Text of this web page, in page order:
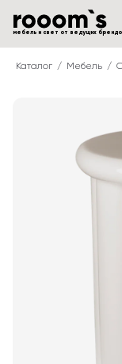
мебель и свет от ведущих
Каталог Мебель